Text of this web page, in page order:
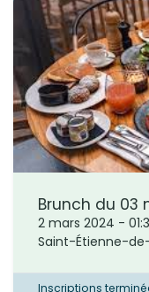
Brunch du 03
2 mars 2024 -
Saint-Étienne-
Inscriptions